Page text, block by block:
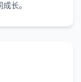
长。